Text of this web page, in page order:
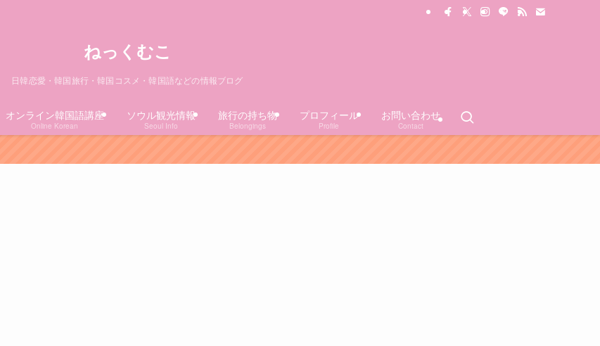
ねっくむこ
日韓恋愛・韓国旅行・韓国コスメ・韓国語などの情報ブログ
オンライン韓国語講座
Online Korean
ソウル観光情報
Seoul Info
旅行の持ち物
Belongings
プロフィール
Profile
お問い合わせ
Contact